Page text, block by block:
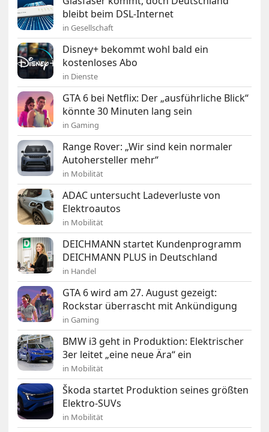
bleibt beim DSL-Internet
in Gesellschaft
Disney+ bekommt wohl bald ein
kostenloses Abo
in Dienste
GTA 6 bei Netflix: Der „ausführliche Blick“
könnte 30 Minuten lang sein
in Gaming
Range Rover: „Wir sind kein normaler
Autohersteller mehr“
in Mobilität
ADAC untersucht Ladeverluste von
Elektroautos
in Mobilität
DEICHMANN startet Kundenprogramm
DEICHMANN PLUS in Deutschland
in Handel
GTA 6 wird am 27. August gezeigt:
Rockstar überrascht mit Ankündigung
in Gaming
BMW i3 geht in Produktion: Elektrischer
3er leitet „eine neue Ära“ ein
in Mobilität
Škoda startet Produktion seines größten
Elektro-SUVs
in Mobilität